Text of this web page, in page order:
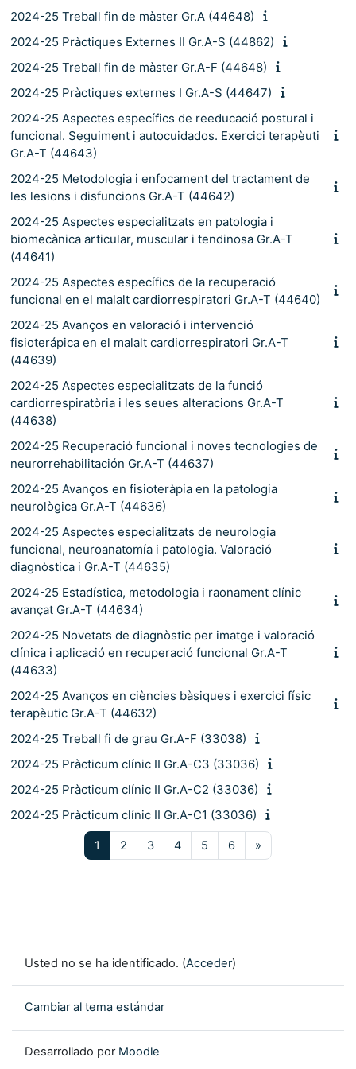
2024-25 Treball fin de màster Gr.A (44648)
2024-25 Pràctiques Externes II Gr.A-S (44862)
2024-25 Treball fin de màster Gr.A-F (44648)
2024-25 Pràctiques externes I Gr.A-S (44647)
2024-25 Aspectes específics de reeducació postural i
funcional. Seguiment i autocuidados. Exercici terapèuti
Gr.A-T (44643)
2024-25 Metodologia i enfocament del tractament de
les lesions i disfuncions Gr.A-T (44642)
2024-25 Aspectes especialitzats en patologia i
biomecànica articular, muscular i tendinosa Gr.A-T
(44641)
2024-25 Aspectes específics de la recuperació
funcional en el malalt cardiorrespiratori Gr.A-T (44640)
2024-25 Avanços en valoració i intervenció
fisioterápica en el malalt cardiorrespiratori Gr.A-T
(44639)
2024-25 Aspectes especialitzats de la funció
cardiorrespiratòria i les seues alteracions Gr.A-T
(44638)
2024-25 Recuperació funcional i noves tecnologies de
neurorrehabilitación Gr.A-T (44637)
2024-25 Avanços en fisioteràpia en la patologia
neurològica Gr.A-T (44636)
2024-25 Aspectes especialitzats de neurologia
funcional, neuroanatomía i patologia. Valoració
diagnòstica i Gr.A-T (44635)
2024-25 Estadística, metodologia i raonament clínic
avançat Gr.A-T (44634)
2024-25 Novetats de diagnòstic per imatge i valoració
clínica i aplicació en recuperació funcional Gr.A-T
(44633)
2024-25 Avanços en ciències bàsiques i exercici físic
terapèutic Gr.A-T (44632)
2024-25 Treball fi de grau Gr.A-F (33038)
2024-25 Pràcticum clínic II Gr.A-C3 (33036)
2024-25 Pràcticum clínic II Gr.A-C2 (33036)
2024-25 Pràcticum clínic II Gr.A-C1 (33036)
1 Página 1
2 Página 2
3Página 3
4Página 4
5 Página 5
6Página 6
»
Usted no se ha identificado. (Acceder)
Cambiar al tema estándar
Desarrollado por Moodle